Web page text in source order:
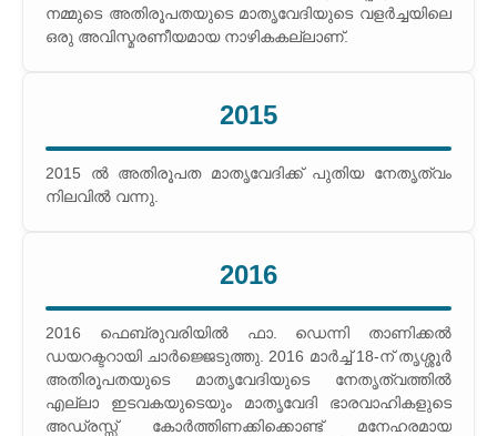
നമ്മുടെ അതിരൂപതയുടെ മാതൃവേദിയുടെ വളര്‍ച്ചയിലെ
ഒരു അവിസ്മരണീയമായ നാഴികകല്ലാണ്.
2015
2015 ല്‍ അതിരൂപത മാതൃവേദിക്ക് പുതിയ നേതൃത്വം
നിലവില്‍ വന്നു.
2016
2016 ഫെബ്രുവരിയില്‍ ഫാ. ഡെന്നി താണിക്കല്‍
ഡയറക്ടറായി ചാര്‍ജ്ജെടുത്തു. 2016 മാര്‍ച്ച് 18-ന് തൃശ്ശൂര്‍
അതിരൂപതയുടെ മാതൃവേദിയുടെ നേതൃത്വത്തില്‍
എല്ലാ ഇടവകയുടെയും മാതൃവേദി ഭാരവാഹികളുടെ
അഡ്രസ്സ് കോര്‍ത്തിണക്കിക്കൊണ്ട് മനേഹരമായ